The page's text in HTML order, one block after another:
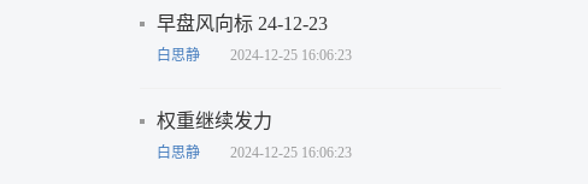
早盘风向标 24-12-23
白思静 2024-12-25 16:06:23
权重继续发力
白思静 2024-12-25 16:06:23